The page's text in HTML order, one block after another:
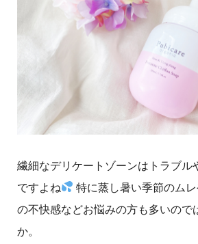
繊細なデリケートゾーンはトラブル
ですよね
特に蒸し暑い季節のム
の不快感などお悩みの方も多いので
か。